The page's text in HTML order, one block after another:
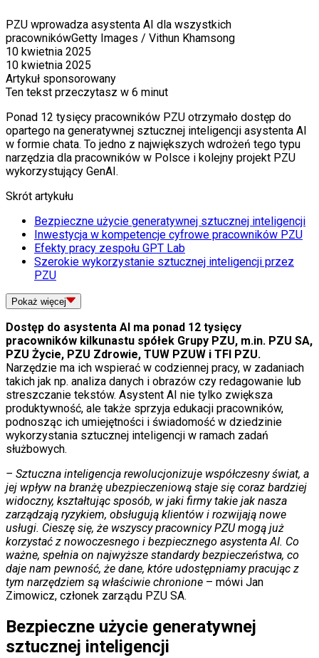
PZU wprowadza asystenta AI dla wszystkich
pracownikówGetty Images / Vithun Khamsong
10 kwietnia 2025
10 kwietnia 2025
Artykuł sponsorowany
Ten tekst przeczytasz w 6 minut
Ponad 12 tysięcy pracowników PZU otrzymało dostęp do
opartego na generatywnej sztucznej inteligencji asystenta AI
w formie chata. To jedno z największych wdrożeń tego typu
narzędzia dla pracowników w Polsce i kolejny projekt PZU
wykorzystujący GenAI.
Skrót artykułu
Bezpieczne użycie generatywnej sztucznej inteligencji
Inwestycja w kompetencje cyfrowe pracowników PZU
Efekty pracy zespołu GPT Lab
Szerokie wykorzystanie sztucznej inteligencji przez
PZU
Pokaż więcej
Dostęp do asystenta AI ma ponad 12 tysięcy
pracowników kilkunastu spółek Grupy PZU, m.in. PZU SA,
PZU Życie, PZU Zdrowie, TUW PZUW i TFI PZU.
Narzędzie ma ich wspierać w codziennej pracy, w zadaniach
takich jak np. analiza danych i obrazów czy redagowanie lub
streszczanie tekstów. Asystent AI nie tylko zwiększa
produktywność, ale także sprzyja edukacji pracowników,
podnosząc ich umiejętności i świadomość w dziedzinie
wykorzystania sztucznej inteligencji w ramach zadań
służbowych.
– Sztuczna inteligencja rewolucjonizuje współczesny świat, a
jej wpływ na branżę ubezpieczeniową staje się coraz bardziej
widoczny, kształtując sposób, w jaki firmy takie jak nasza
zarządzają ryzykiem, obsługują klientów i rozwijają nowe
usługi. Cieszę się, że wszyscy pracownicy PZU mogą już
korzystać z nowoczesnego i bezpiecznego asystenta AI. Co
ważne, spełnia on najwyższe standardy bezpieczeństwa, co
daje nam pewność, że dane, które udostępniamy pracując z
tym narzędziem są właściwie chronione – mówi Jan
Zimowicz, członek zarządu PZU SA.
Bezpieczne użycie generatywnej
sztucznej inteligencji